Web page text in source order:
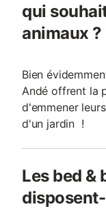
qui
animaux ?
Bien
Andé offrent la
d'emmener
d'un jardin !
Les bed &